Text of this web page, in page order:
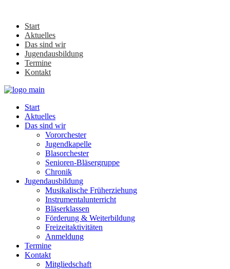
Start
Aktuelles
Das sind wir
Jugendausbildung
Termine
Kontakt
Start
Aktuelles
Das sind wir
Vororchester
Jugendkapelle
Blasorchester
Senioren-Bläsergruppe
Chronik
Jugendausbildung
Musikalische Früherziehung
Instrumentalunterricht
Bläserklassen
Förderung & Weiterbildung
Freizeitaktivitäten
Anmeldung
Termine
Kontakt
Mitgliedschaft